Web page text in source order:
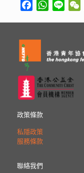
FacebookWhatsApp
Line
政策條款
私隱政策
服務條款
聯絡我們